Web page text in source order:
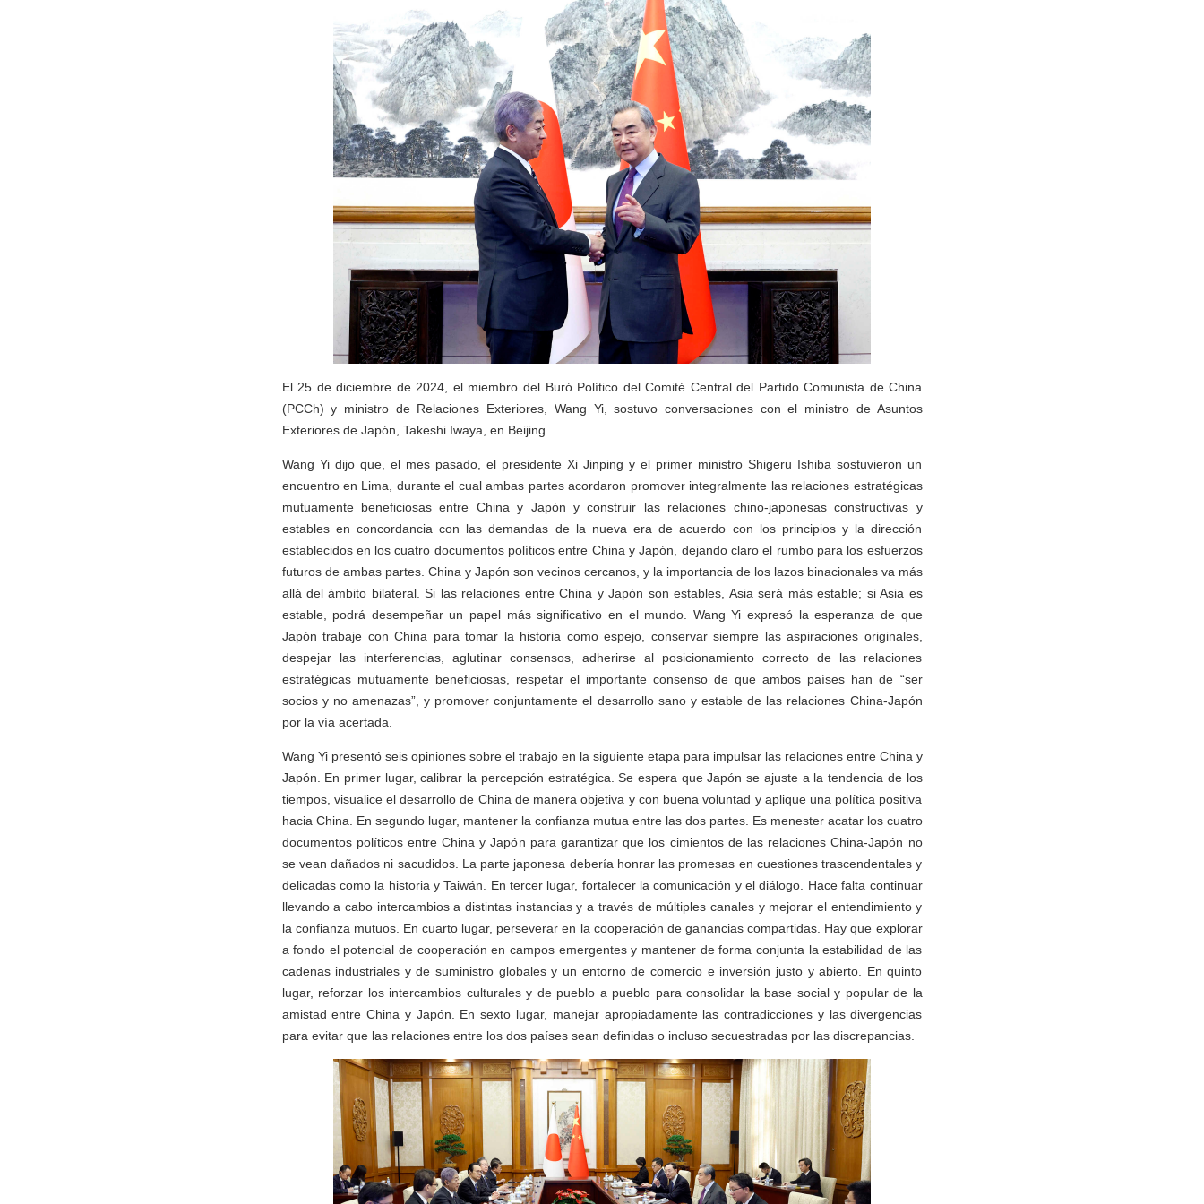
El 25 de diciembre de 2024, el miembro del Buró Político del Comité Central del Partido Comunista de China
(PCCh) y ministro de Relaciones Exteriores, Wang Yi, sostuvo conversaciones con el ministro de Asuntos
Exteriores de Japón, Takeshi Iwaya, en Beijing.
Wang Yi dijo que, el mes pasado, el presidente Xi Jinping y el primer ministro Shigeru Ishiba sostuvieron un
encuentro en Lima, durante el cual ambas partes acordaron promover integralmente las relaciones estratégicas
mutuamente beneficiosas entre China y Japón y construir las relaciones chino-japonesas constructivas y
estables en concordancia con las demandas de la nueva era de acuerdo con los principios y la dirección
establecidos en los cuatro documentos políticos entre China y Japón, dejando claro el rumbo para los esfuerzos
futuros de ambas partes. China y Japón son vecinos cercanos, y la importancia de los lazos binacionales va más
allá del ámbito bilateral. Si las relaciones entre China y Japón son estables, Asia será más estable; si Asia es
estable, podrá desempeñar un papel más significativo en el mundo. Wang Yi expresó la esperanza de que
Japón trabaje con China para tomar la historia como espejo, conservar siempre las aspiraciones originales,
despejar las interferencias, aglutinar consensos, adherirse al posicionamiento correcto de las relaciones
estratégicas mutuamente beneficiosas, respetar el importante consenso de que ambos países han de “ser
socios y no amenazas”, y promover conjuntamente el desarrollo sano y estable de las relaciones China-Japón
por la vía acertada.
Wang Yi presentó seis opiniones sobre el trabajo en la siguiente etapa para impulsar las relaciones entre China y
Japón. En primer lugar, calibrar la percepción estratégica. Se espera que Japón se ajuste a la tendencia de los
tiempos, visualice el desarrollo de China de manera objetiva y con buena voluntad y aplique una política positiva
hacia China. En segundo lugar, mantener la confianza mutua entre las dos partes. Es menester acatar los cuatro
documentos políticos entre China y Japón para garantizar que los cimientos de las relaciones China-Japón no
se vean dañados ni sacudidos. La parte japonesa debería honrar las promesas en cuestiones trascendentales y
delicadas como la historia y Taiwán. En tercer lugar, fortalecer la comunicación y el diálogo. Hace falta continuar
llevando a cabo intercambios a distintas instancias y a través de múltiples canales y mejorar el entendimiento y
la confianza mutuos. En cuarto lugar, perseverar en la cooperación de ganancias compartidas. Hay que explorar
a fondo el potencial de cooperación en campos emergentes y mantener de forma conjunta la estabilidad de las
cadenas industriales y de suministro globales y un entorno de comercio e inversión justo y abierto. En quinto
lugar, reforzar los intercambios culturales y de pueblo a pueblo para consolidar la base social y popular de la
amistad entre China y Japón. En sexto lugar, manejar apropiadamente las contradicciones y las divergencias
para evitar que las relaciones entre los dos países sean definidas o incluso secuestradas por las discrepancias.